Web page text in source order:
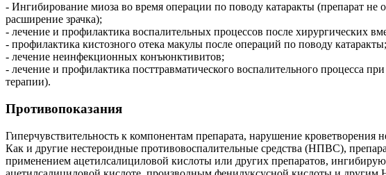
- Ингибирование миоза во время операции по поводу катаракты (препарат
расширение зрачка);
- лечение и профилактика воспалительных процессов после хирургических
- профилактика кистозного отека макулы после операций по поводу катаракты;
- лечение неинфекционных конъюнктивитов;
- лечение и профилактика посттравматического воспалительного процесса
терапии).
Противопоказания
Гиперчувствительность к компонентам препарата, нарушение
Как и другие нестероидные противовоспалительные средства (НПВС),
применением ацетилсалициловой кислоты или других препаратов,